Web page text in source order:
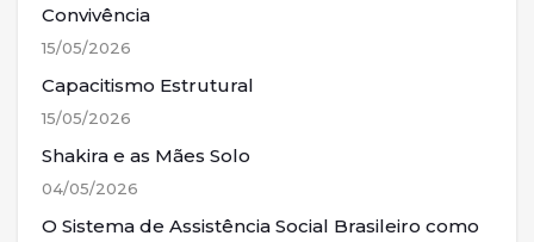
Convivência
15/05/2026
Capacitismo Estrutural
15/05/2026
Shakira e as Mães Solo
04/05/2026
O Sistema de Assistência Social Brasileiro como